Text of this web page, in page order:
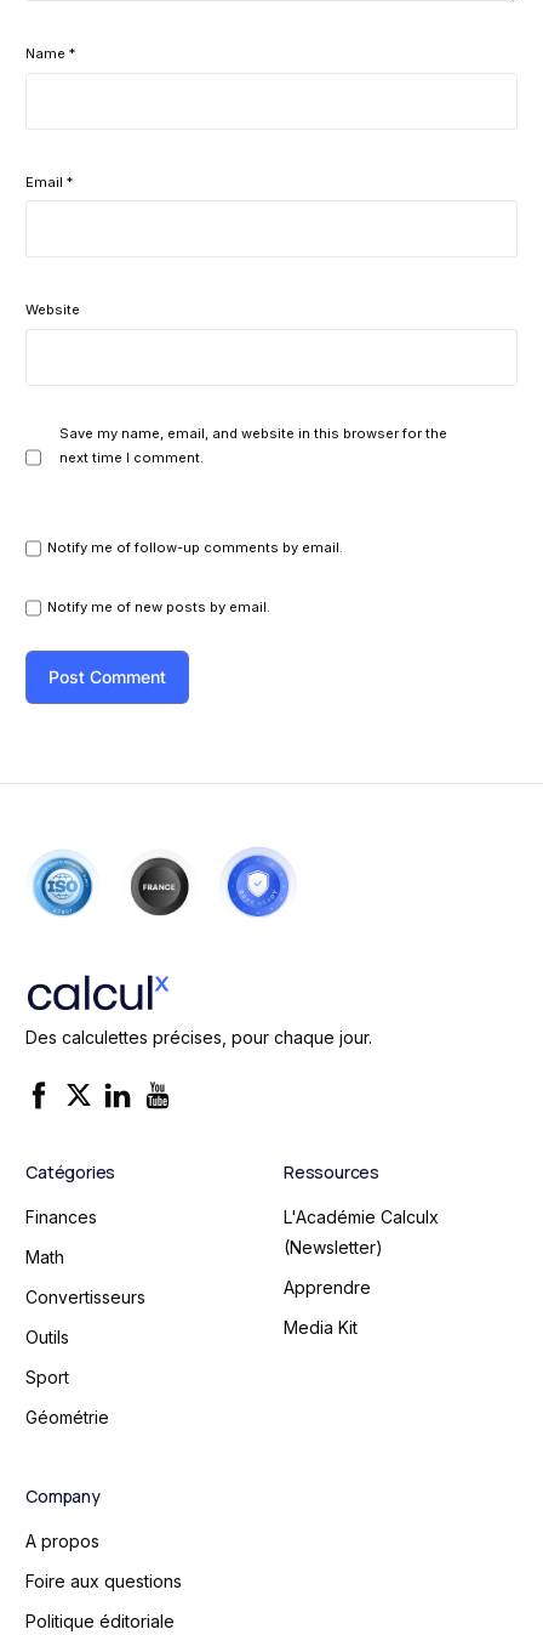
Name*
Email*
Website
Save my name, email, and website in this browser for the
next time I comment.
Notify me of follow-up comments by email.
Notify me of new posts by email.
Des calculettes précises, pour chaque jour.
Catégories
Finances
Math
Convertisseurs
Outils
Sport
Géométrie
Ressources
L'Académie Calculx
(Newsletter)
Apprendre
Media Kit
Company
A propos
Foire aux questions
Politique éditoriale